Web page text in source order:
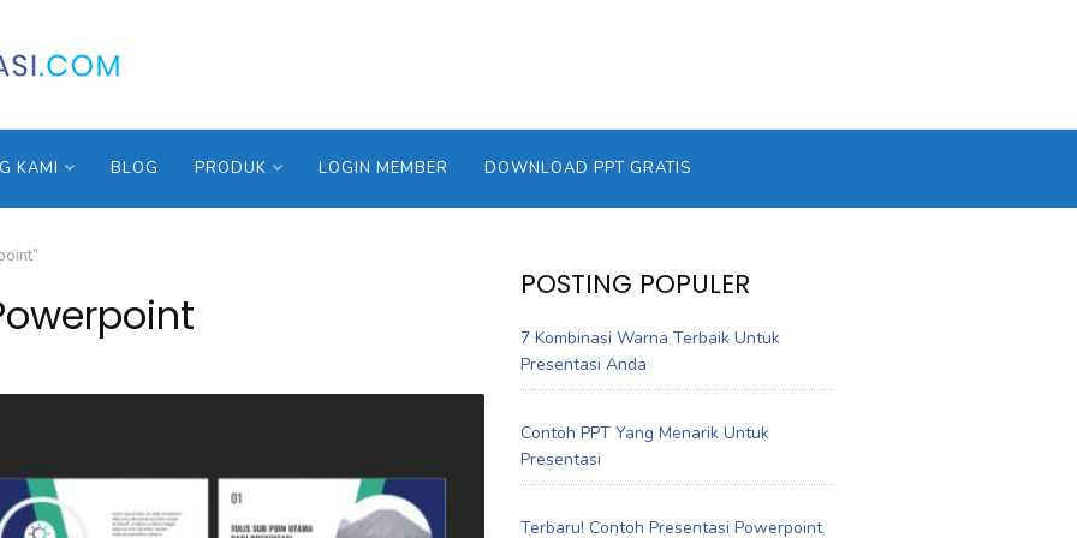
KAMI BLOG PRODUK LOGIN MEMBER DOWNLOAD PPT GRATIS
POSTING POPULER
7 Kombinasi Warna Terbaik Untuk
Presentasi Anda
Contoh PPT Yang Menarik Untuk
Presentasi
Terbaru! Contoh Presentasi Powerpoint